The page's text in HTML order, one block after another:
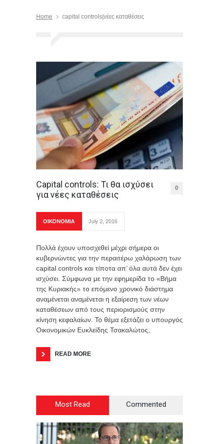
Home capital controls|νέες καταθέσεις
Capital controls: Τι θα ισχύσει
για νέες καταθέσεις
0
ΟΙΚΟΝΟΜΙΑ July 2, 2016
Πολλά έχουν υποσχεθεί μέχρι σήμερα οι
κυβερνώντες για την περαιτέρω χαλάρωση των
capital controls και τίποτα απ’ όλα αυτά δεν έχει
ισχύσει. Σύμφωνα με την εφημερίδα το «Βήμα
της Κυριακής» το επόμενο χρονικό διάστημα
αναμένεται αναμένεται η εξαίρεση των νέων
καταθέσεων από τους περιορισμούς στην
κίνηση κεφαλαίων. Το θέμα εξετάζει ο υπουργός
Οικονομικών Ευκλείδης Τσακαλώτος,
READ MORE
Most Read Commented